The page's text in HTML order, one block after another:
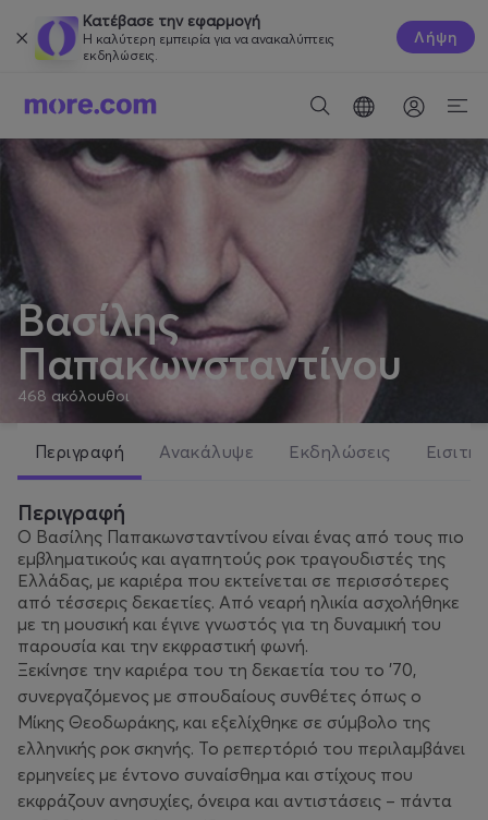
Κατέβασε την εφαρμογή
Η καλύτερη εμπειρία για να ανακαλύπτεις
εκδηλώσεις.
Λήψη
Βασίλης
Παπακωνσταντίνου
468 ακόλουθοι
Περιγραφή Ανακάλυψε Εκδηλώσεις
Περιγραφή
Ο Βασίλης Παπακωνσταντίνου είναι ένας από τους πιο
εμβληματικούς και αγαπητούς ροκ τραγουδιστές της
Ελλάδας, με καριέρα που εκτείνεται σε περισσότερες
από τέσσερις δεκαετίες. Από νεαρή ηλικία ασχολήθηκε
με τη μουσική και έγινε γνωστός για τη δυναμική του
παρουσία και την εκφραστική φωνή.
Ξεκίνησε την καριέρα του τη δεκαετία του το ’70,
συνεργαζόμενος με σπουδαίους συνθέτες όπως ο
Μίκης Θεοδωράκης, και εξελίχθηκε σε σύμβολο της
ελληνικής ροκ σκηνής. Το ρεπερτόριό του περιλαμβάνει
ερμηνείες με έντονο συναίσθημα και στίχους που
εκφράζουν ανησυχίες, όνειρα και αντιστάσεις – πάντα